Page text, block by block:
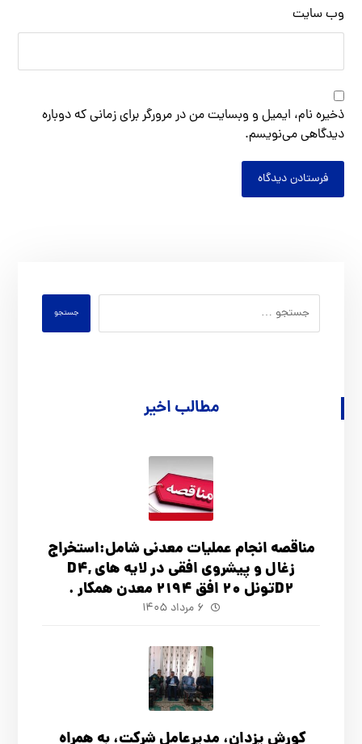
وب‌ سایت
ذخیره نام، ایمیل و وبسایت من در مرورگر برای زمانی که دوباره
دیدگاهی می‌نویسم.
فرستادن دیدگاه
جستجو
مطالب اخیر
مناقصه انجام عملیات معدنی شامل:استخراج
زغال و پیشروی افقی در لایه های D4,
D2تونل 20 افق 2194 معدن همکار .
۶ مرداد ۱۴۰۵